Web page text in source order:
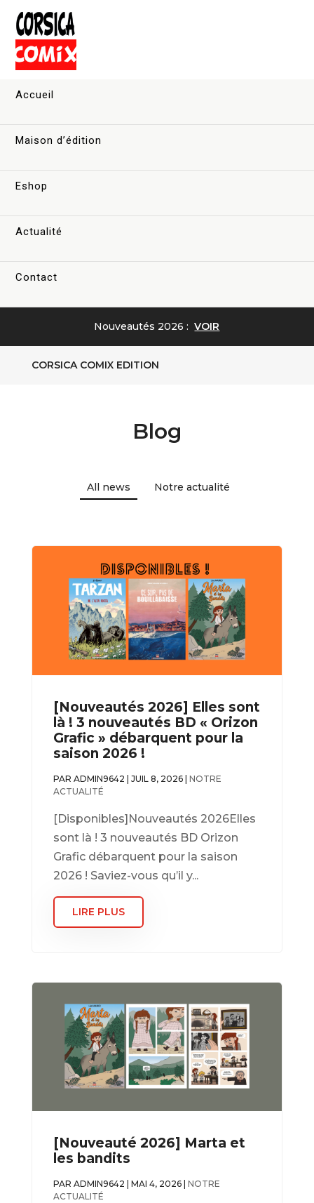
Accueil
Maison d’édition
Eshop
Actualité
Contact
Nouveautés 2026 :VOIR
CORSICA COMIX EDITION
Blog
All news Notre actualité
[Nouveautés 2026] Elles sont
là ! 3 nouveautés BD « Orizon
Grafic » débarquent pour la
saison 2026 !
PAR ADMIN9642 | JUIL 8, 2026| NOTRE
ACTUALITÉ
[Disponibles]Nouveautés 2026Elles
sont là ! 3 nouveautés BD Orizon
Grafic débarquent pour la saison
2026 ! Saviez-vous qu’il y...
LIRE PLUS
[Nouveauté 2026] Marta et
les bandits
PAR ADMIN9642 MAI 4, 2026| NOTRE
ACTUALITÉ